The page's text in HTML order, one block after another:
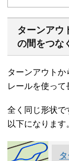
ターンアウ
の間をつな
ターンアウト
レールを使って
全く同じ形状で
以下になります